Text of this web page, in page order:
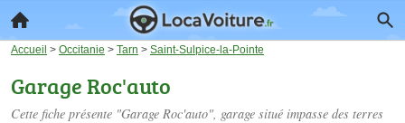
Accueil > Occitanie > Tarn > Saint-Sulpice-la-Pointe
Garage Roc'auto
Cette fiche présente "Garage Roc'auto", garage situé impasse des terres